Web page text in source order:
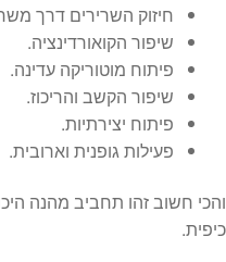
חיזוק השרירים דרך
שיפור הקואורדינציה.
פיתוח מוטוריקה עדינה.
שיפור הקשב והריכוז.
פיתוח יצירתיות.
פעילות גופנית וארובית.
והכי חשוב זהו תחביב מהנה
כיפית.